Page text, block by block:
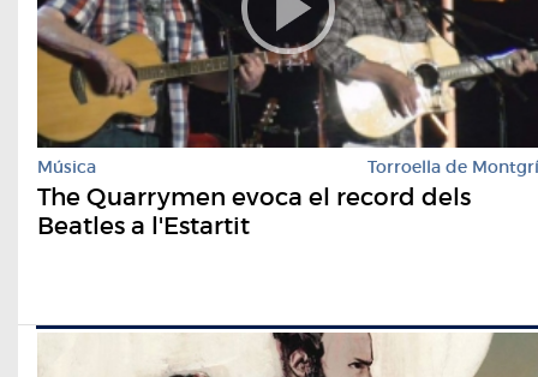
Música Torroella de Montgrí
The Quarrymen evoca el record dels
Beatles a l'Estartit